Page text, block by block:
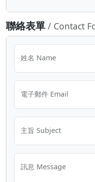
聯絡表單 / Contact
姓名 Name
電子郵件 Email
主旨 Subject
訊息 Message